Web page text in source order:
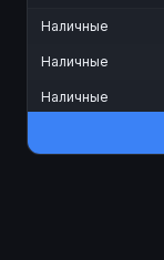
Наличные
Наличные
Наличные